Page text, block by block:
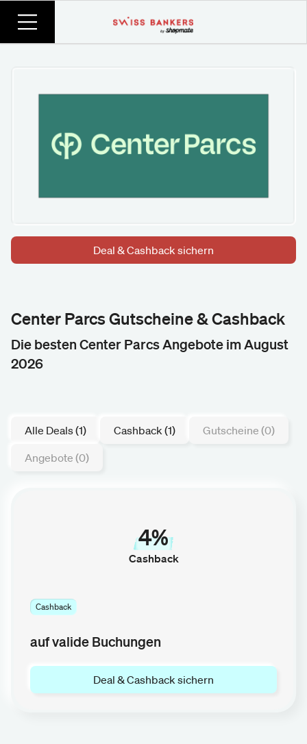
Deal & Cashback sichern
Center Parcs Gutscheine & Cashback
Die besten Center Parcs Angebote im August
2026
Alle Deals (1) Cashback (1)
Gutscheine (0)
Angebote (0)
4%
Cashback
Cashback
auf valide Buchungen
Deal & Cashback sichern